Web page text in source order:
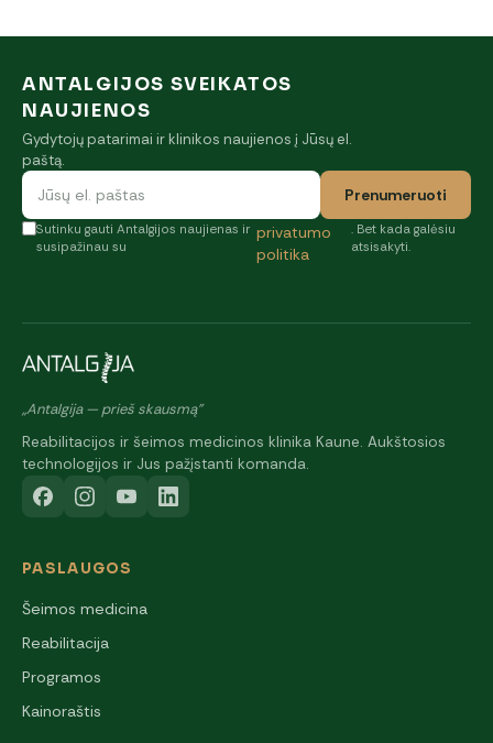
ANTALGIJOS SVEIKATOS
NAUJIENOS
Gydytojų patarimai ir klinikos naujienos į Jūsų el.
paštą.
Prenumeruoti
Sutinku gauti Antalgijos naujienas ir
susipažinau su
privatumo
politika
. Bet kada galėsiu
atsisakyti.
„Antalgija — prieš skausmą"
Reabilitacijos ir šeimos medicinos klinika Kaune. Aukštosios
technologijos ir Jus pažįstanti komanda.
PASLAUGOS
Šeimos medicina
Reabilitacija
Programos
Kainoraštis